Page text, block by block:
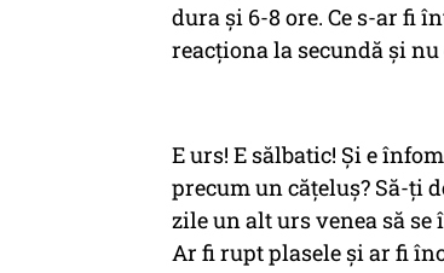
dura și 6-8 ore. Ce s-ar fi
reacționa la secundă și
E urs! E sălbatic! Și e
precum un cățeluș? Să-ți
zile un alt urs venea să
Ar fi rupt plasele și ar fi